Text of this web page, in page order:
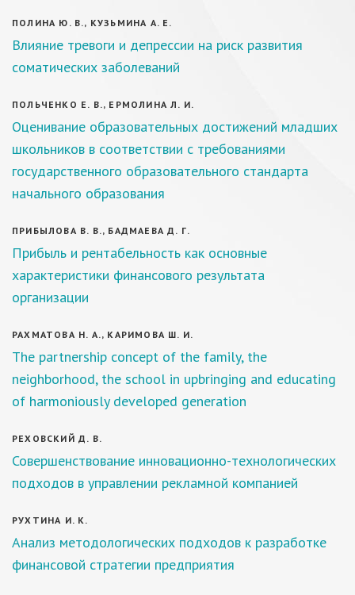
ПОЛИНА Ю. В., КУЗЬМИНА А. Е.
Влияние тревоги и депрессии на риск развития
соматических заболеваний
ПОЛЬЧЕНКО Е. В., ЕРМОЛИНА Л. И.
Оценивание образовательных достижений младших
школьников в соответствии с требованиями
государственного образовательного стандарта
начального образования
ПРИБЫЛОВА В. В., БАДМАЕВА Д. Г.
Прибыль и рентабельность как основные
характеристики финансового результата
организации
РАХМАТОВА Н. А., КАРИМОВА Ш. И.
The partnership concept of the family, the
neighborhood, the school in upbringing and educating
of harmoniously developed generation
РЕХОВСКИЙ Д. В.
Совершенствование инновационно-технологических
подходов в управлении рекламной компанией
РУХТИНА И. К.
Анализ методологических подходов к разработке
финансовой стратегии предприятия